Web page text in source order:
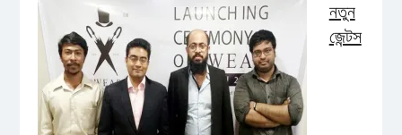
নতুন
জেন্টস